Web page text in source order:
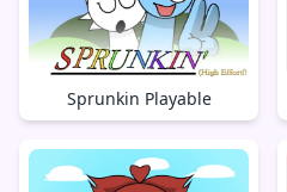
Sprunkin Playable